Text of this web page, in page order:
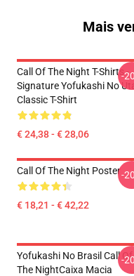
Mais
Call Of The Night T-Shirts -
Signature Yofukashi No Uta
Classic T-Shirt
€ 24,38 - € 28,06
-
Call Of The Night Poster
€ 18,21 - € 42,22
-
Yofukashi No Brasil Call Of
The NightCaixa Macia
-